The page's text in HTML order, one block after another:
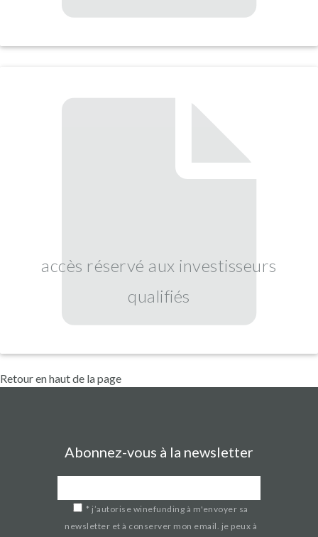
accès réservé aux investisseurs
qualifiés
Retour en haut de la page
Abonnez-vous à la newsletter
* j’autorise winefunding à m'envoyer sa
newsletter et à conserver mon email. je peux à